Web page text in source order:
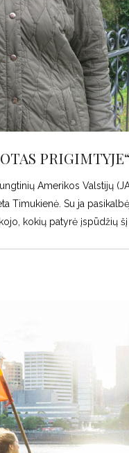
PRIGIMTYJE“
Amerikos Valstijų
Timukienė. Su ja
kokių patyrė įspūdžių